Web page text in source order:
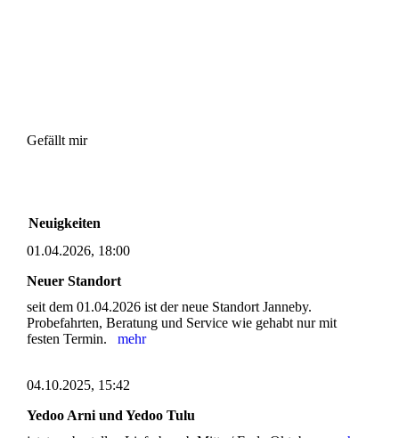
Gefällt mir
Neuigkeiten
01.04.2026, 18:00
Neuer Standort
seit dem 01.04.2026 ist der neue Standort Janneby.
Probefahrten, Beratung und Service wie gehabt nur mit
festen Termin. mehr
04.10.2025, 15:42
Yedoo Arni und Yedoo Tulu